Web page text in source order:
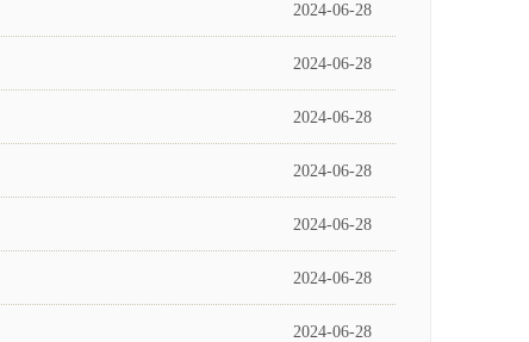
2024-06-28
2024-06-28
2024-06-28
2024-06-28
2024-06-28
2024-06-28
2024-06-28